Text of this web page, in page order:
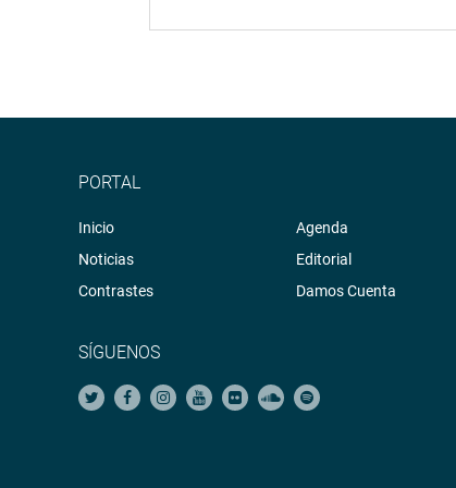
PORTAL
Inicio
Noticias
Contrastes
Agenda
Editorial
Damos Cuenta
SÍGUENOS